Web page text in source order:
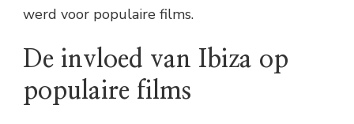
werd voor populaire films.
De invloed van Ibiza op
populaire films